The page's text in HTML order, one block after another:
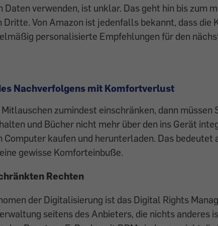
Daten verwenden, ist unklar. Das geht hin bis zum
Von Amazon ist ­jedenfalls bekannt, dass die
personali­sierte Empfehlungen für den
Nachverfolgens mit Komfortverlust
zumindest einschränken, dann müssen
und Bücher nicht mehr über den ins Gerät
Computer kaufen und herunterladen. Das bedeutet
gewisse Komforteinbuße.
Rechten
der Digitalisierung ist das Digital Rights
seitens des Anbieters, die nichts anderes